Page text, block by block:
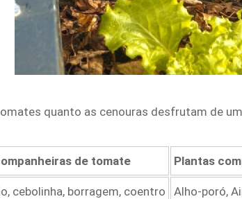
quanto as cenouras desfrutam de
de tomate
Plantas
cebolinha, borragem, coentro Alho-poró,